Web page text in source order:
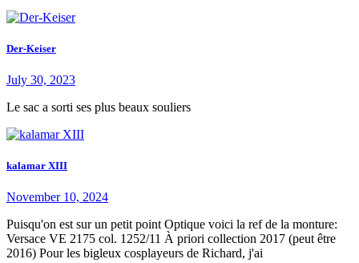
Der-Keiser
July 30, 2023
Le sac a sorti ses plus beaux souliers
kalamar XIII
November 10, 2024
Puisqu'on est sur un petit point Optique voici la ref de la monture:
Versace VE 2175 col. 1252/11 À priori collection 2017 (peut être
2016) Pour les bigleux cosplayeurs de Richard, j'ai